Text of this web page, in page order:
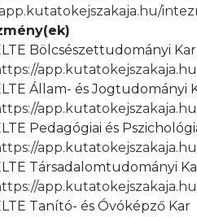
Bölcsészettudományi Kar
Állam- és Jogtudományi
Pedagógiai és
Társadalomtudományi
Tanító- és Óvóképző Kar